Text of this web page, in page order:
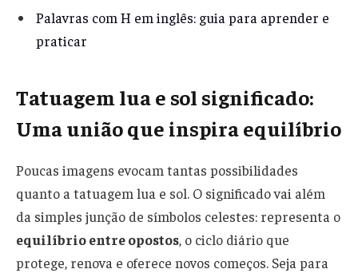
Palavras com H em inglês: guia para aprender e
praticar
Tatuagem lua e sol significado:
Uma união que inspira equilíbrio
Poucas imagens evocam tantas possibilidades
quanto a tatuagem lua e sol. O significado vai além
da simples junção de símbolos celestes: representa o
equilíbrio entre opostos, o ciclo diário que
protege, renova e oferece novos começos. Seja para